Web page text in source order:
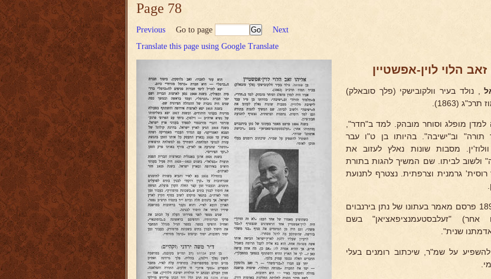
Page 78
Previous Go to page
Next
Translate this page using Google Translate
זאב הלוי לוין-אפשטיין
, נולד בעיר וולקובישקי (פלך סובאלק)
(1863).
למדן מופלג וסוחר מובהק. למד ב"חדר",
תורה" וב"ישיבה". בהיותו בן ט"ו עבר
מסבות שונות נאלץ לעזוב את
ולשוב לביתו. שם המשיך להגות בתורת
רוסית' גרמנית וצרפתית. נצטרף לתנועת
בשנת 1894 פרסם מאמר בעתונו של נתן בירנבוים
אחר) "זעלבסטעמנציפאציאן" בשם
שנית".
על שמ"ר, שיכתוב רומנים בעלי